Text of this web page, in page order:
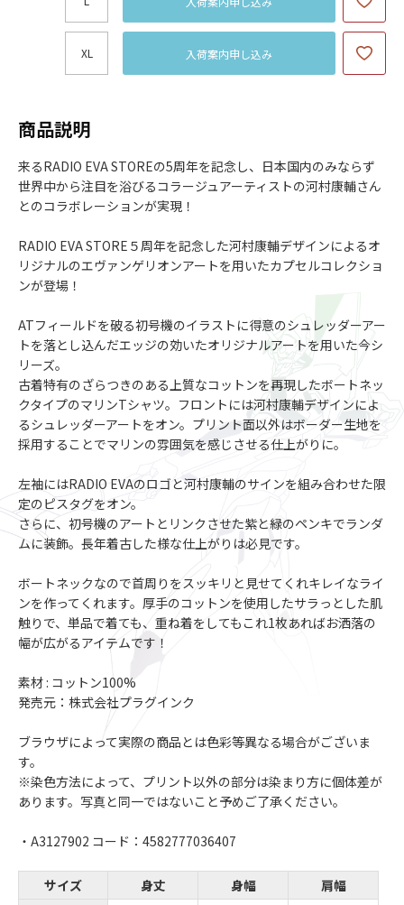
XL 入荷案内申し込み
商品説明
来るRADIO EVA STOREの5周年を記念し、日本国内のみならず
世界中から注目を浴びるコラージュアーティストの河村康輔さん
とのコラボレーションが実現！
RADIO EVA STORE５周年を記念した河村康輔デザインによるオ
リジナルのエヴァンゲリオンアートを用いたカプセルコレクショ
ンが登場！
ATフィールドを破る初号機のイラストに得意のシュレッダーアー
トを落とし込んだエッジの効いたオリジナルアートを用いた今シ
リーズ。
古着特有のざらつきのある上質なコットンを再現したボートネッ
クタイプのマリンTシャツ。フロントには河村康輔デザインによ
るシュレッダーアートをオン。プリント面以外はボーダー生地を
採用することでマリンの雰囲気を感じさせる仕上がりに。
左袖にはRADIO EVAのロゴと河村康輔のサインを組み合わせた限
定のピスタグをオン。
さらに、初号機のアートとリンクさせた紫と緑のペンキでランダ
ムに装飾。長年着古した様な仕上がりは必見です。
ボートネックなので首周りをスッキリと見せてくれキレイなライ
ンを作ってくれます。厚手のコットンを使用したサラっとした肌
触りで、単品で着ても、重ね着をしてもこれ1枚あればお洒落の
幅が広がるアイテムです！
素材 : コットン100%
発売元：株式会社プラグインク
ブラウザによって実際の商品とは色彩等異なる場合がございま
す。
※染色方法によって、プリント以外の部分は染まり方に個体差が
あります。写真と同一ではないこと予めご了承ください。
・A3127902 コード：4582777036407
サイズ 身丈 身幅
肩幅